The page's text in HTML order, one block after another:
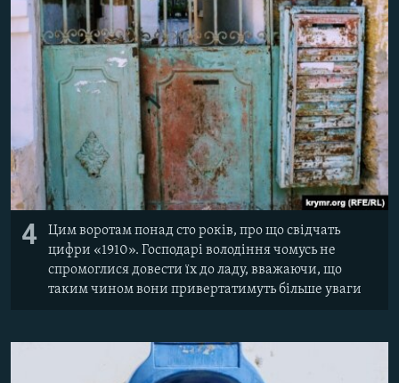
4
Цим воротам понад сто років, про що свідчать
цифри «1910». Господарі володіння чомусь не
спромоглися довести їх до ладу, вважаючи, що
таким чином вони привертатимуть більше уваги